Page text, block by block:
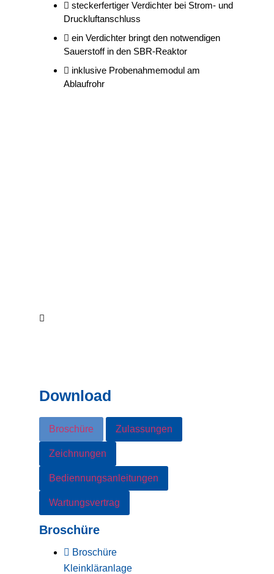
steckerfertiger Verdichter bei Strom- und
Druckluftanschluss
ein Verdichter bringt den notwendigen
Sauerstoff in den SBR-Reaktor
inklusive Probenahmemodul am
Ablaufrohr
Download
Broschüre Zulassungen
Zeichnungen
Bediennungsanleitungen
Wartungsvertrag
Broschüre
Broschüre
Kleinkläranlage